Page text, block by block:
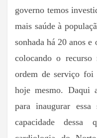
governo temos
mais saúde à
sonhada há 20 anos e
colocando o recurso
ordem de serviço foi
hoje mesmo. Daqui
para inaugurar
capacidade